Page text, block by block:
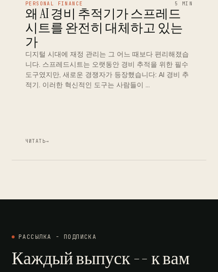
PERSONAL FINANCE 5 MIN
왜 AI 경비 추적기가 스프레드
시트를 완전히 대체하고 있는
가
디지털 시대에 재정 관리는 그 어느 때보다 편리해졌습
니다. 스프레드시트는 오랫동안 경비 추적을 위한 필수
도구였지만, 새로운 경쟁자가 등장했습니다: AI 경비 추
적기. 이러한 혁신적인 도구는 사람들이 …
ЧИТАТЬ→
РАССЫЛКА - ПОДПИСКА
Каждый выпуск -- к вам